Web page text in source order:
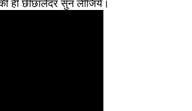
ही छीछालेदर सुन लीजिये।